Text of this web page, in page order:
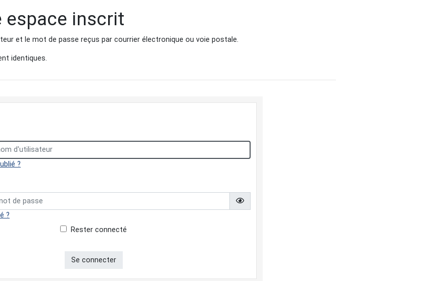
espace inscrit
et le mot de passe reçus par courrier électronique ou voie postale.
identiques.
?
Afficher le mot de passe
?
Rester connecté
Se connecter